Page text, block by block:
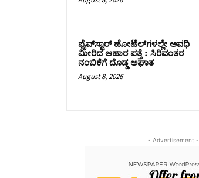
ಫೈವ್‌ಸ್ಟಾರ್ ಹೋಟೆಲ್‌ಗಳಲ್ಲೇ ಅವಧಿ
ಮೀರಿದ ಆಹಾರ ಪತ್ತೆ : ಸಿರಿವಂತರ
ನಂಬಿಕೆಗೆ ದೊಡ್ಡ ಅಘಾತ
August 8, 2026
- Advertisement -